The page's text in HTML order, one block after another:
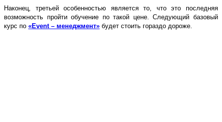
Наконец, третьей особенностью является то, что это последняя
возможность пройти обучение по такой цене. Следующий базовый
курс по «Event – менеджмент» будет стоить гораздо дороже.